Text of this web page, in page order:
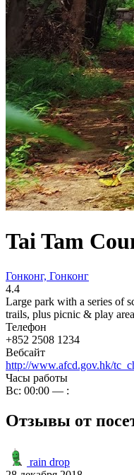
Tai Tam
Гонконг, Гонконг
4.4
Large park with a series of
trails, plus picnic & play
Телефон
+852 2508 1234
Вебсайт
http://www.afcd.gov.hk/
Часы работы
Вс: 00:00 — :
Отзывы от
rain drop